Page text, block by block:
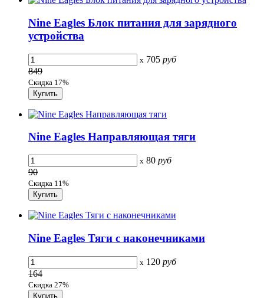
Nine Eagles Блок питания для зарядного
устройства
x 705 руб
849
Скидка 17%
Nine Eagles Направляющая тяги
x 80 руб
90
Скидка 11%
Nine Eagles Тяги с наконечниками
x 120 руб
164
Скидка 27%